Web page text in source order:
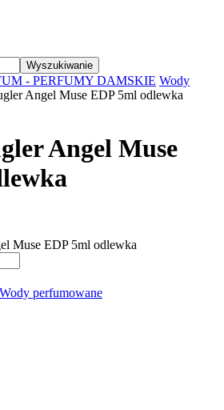
- PERFUMY DAMSKIE Wody
Angel Muse EDP 5ml odlewka
Angel Muse
Muse EDP 5ml odlewka
Wody perfumowane